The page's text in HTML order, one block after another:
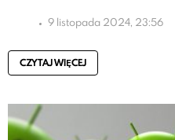
9 listopada 2024, 23:56
CZYTAJ WIĘCEJ